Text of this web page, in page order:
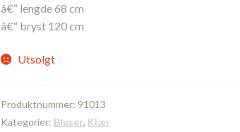
â€“ lengde 68 cm
â€“ bryst 120 cm
Utsolgt
Produktnummer: 91013
Kategorier: Bluser, Klær